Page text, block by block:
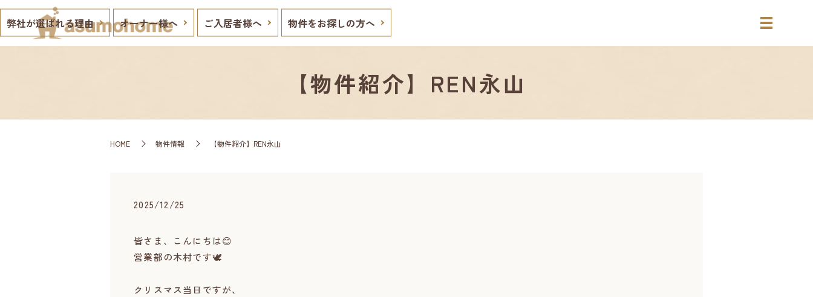
弊社が選ばれる理由 オーナー様へ ご入居者様へ 物件をお探しの方へ
【物件紹介】REN永山
HOME 物件情報 【物件紹介】REN永山
2025/12/25
皆さま、こんにちは😊
営業部の木村です🕊️
クリスマス当日ですが、